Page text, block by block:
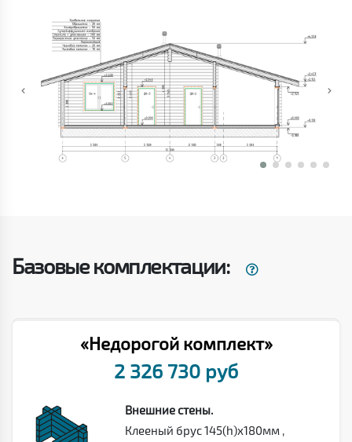
Базовые комплектации:
«Недорогой комплект»
2 326 730 руб
Внешние стены.
Клееный брус 145(h)х180мм ,